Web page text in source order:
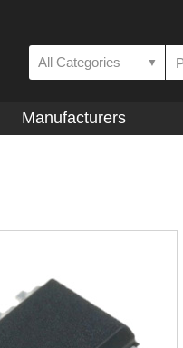
All Categories ▼
Manufacturers